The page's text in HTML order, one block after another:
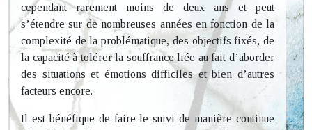
cependant rarement moins de deux ans et peut
s’étendre sur de nombreuses années en fonction de la
complexité de la problématique, des objectifs fixés, de
la capacité à tolérer la souffrance liée au fait d’aborder
des situations et émotions difficiles et bien d’autres
facteurs encore.
Il est bénéfique de faire le suivi de manière continue